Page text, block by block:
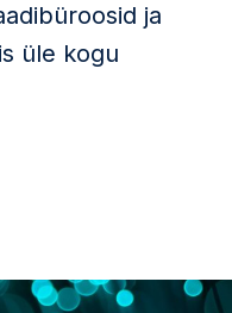
ja
üle kogu